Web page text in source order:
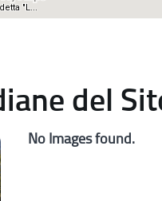
del
No Images found.